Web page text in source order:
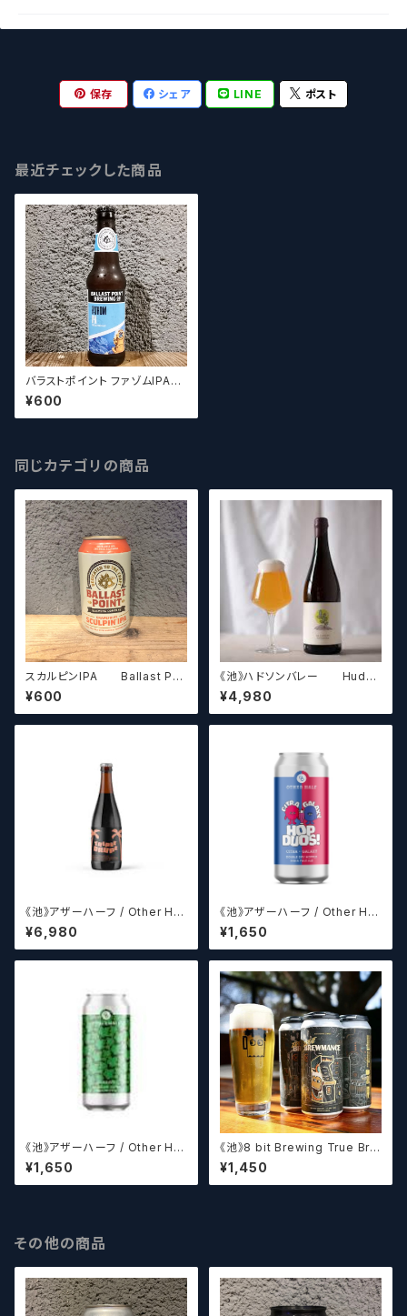
保存 シェア LINE ポスト
最近チェックした商品
バラストポイント ファゾムIPA
Ballast Point Fathom IPA【ク
ラフトビール】
¥600
同じカテゴリの商品
スカルピンIPA Ballast Poi
nt Greapefruit Sculpin IPA
Can
¥600
《池》ハドソンバレー Hudso
n Valley Blossom
¥4,980
《池》アザーハーフ / Other Hal
f Brewing Triple Drupe【ク
ラフトビールシザーズ】
¥6,980
《池》アザーハーフ / Other Hal
f Brewing Hop Duos! - Citr
a + Galaxy 【クラフトビールシ
ザーズ】
¥1,650
《池》アザーハーフ / Other Hal
f Brewing Dank Ivy【クラフト
ビールシザーズ】
¥1,650
《池》8 bit Brewing True Bre
wmance (473ml) / トゥルー
ブルーマンス【クラフトビール】
¥1,450
その他の商品